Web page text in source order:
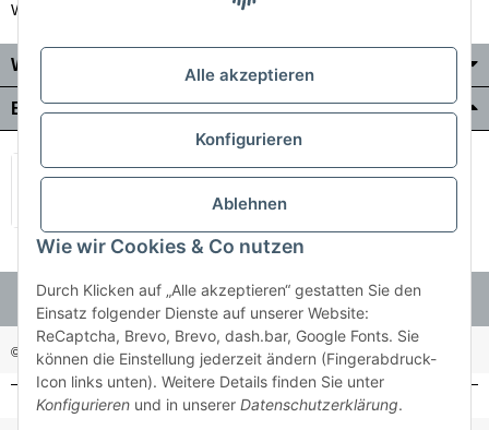
Wir liefern auch in die Schweiz
Wo Sie uns finden
Bezahlung & Versand
© Holzner-Trading GmbH&Co KG Besucherzähler: 3510286
Alle akzeptieren
Konfigurieren
Ablehnen
Wie wir Cookies & Co nutzen
Durch Klicken auf „Alle akzeptieren“ gestatten Sie den
Einsatz folgender Dienste auf unserer Website:
ReCaptcha, Brevo, Brevo, dash.bar, Google Fonts. Sie
können die Einstellung jederzeit ändern (Fingerabdruck-
Icon links unten). Weitere Details finden Sie unter
Konfigurieren und in unserer Datenschutzerklärung.